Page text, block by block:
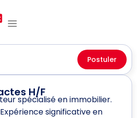
Postuler
H/F
spécialisé en immobilier.
significative en